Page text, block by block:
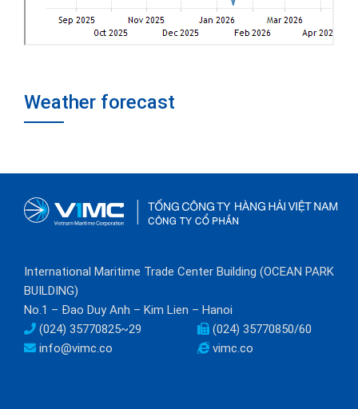
Weather forecast
International Maritime Trade Center Building (OCEAN PARK
BUILDING)
No.1 – Đao Duy Anh – Kim Lien – Hanoi
(024) 35770825~29
(024) 35770850/60
info@vimc.co
vimc.co